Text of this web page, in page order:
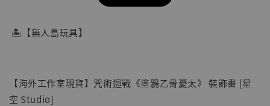
🏝【無人島玩具】
【海外工作室現貨】咒術迴戰《塗鴉乙骨憂太》 裝飾畫 [星
空 Studio]